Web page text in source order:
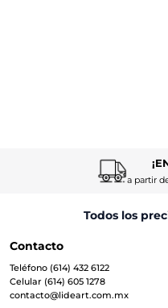
a partir
Todos los
Contacto
Teléfono (614) 432 6122
Celular (614) 605 1278
contacto@lideart.com.mx